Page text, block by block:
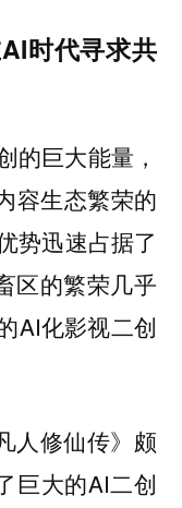
时代寻求共
的巨大能量，
容生态繁荣的
势迅速占据了
区的繁荣几乎
AI化影视二创
人修仙传》颇
巨大的AI二创